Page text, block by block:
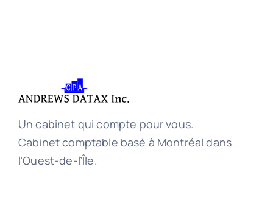
Un cabinet qui compte pour vous.
Cabinet comptable basé à Montréal dans
l’Ouest-de-l’Île.